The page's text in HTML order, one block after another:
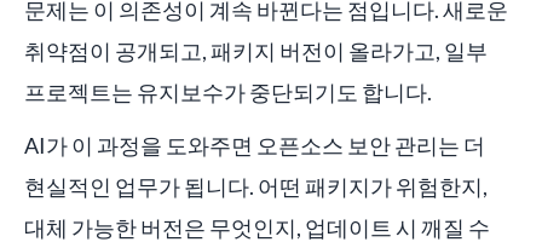
문제는 이 의존성이 계속 바뀐다는 점입니다. 새로운
취약점이 공개되고, 패키지 버전이 올라가고, 일부
프로젝트는 유지보수가 중단되기도 합니다.
AI가 이 과정을 도와주면 오픈소스 보안 관리는 더
현실적인 업무가 됩니다. 어떤 패키지가 위험한지,
대체 가능한 버전은 무엇인지, 업데이트 시 깨질 수